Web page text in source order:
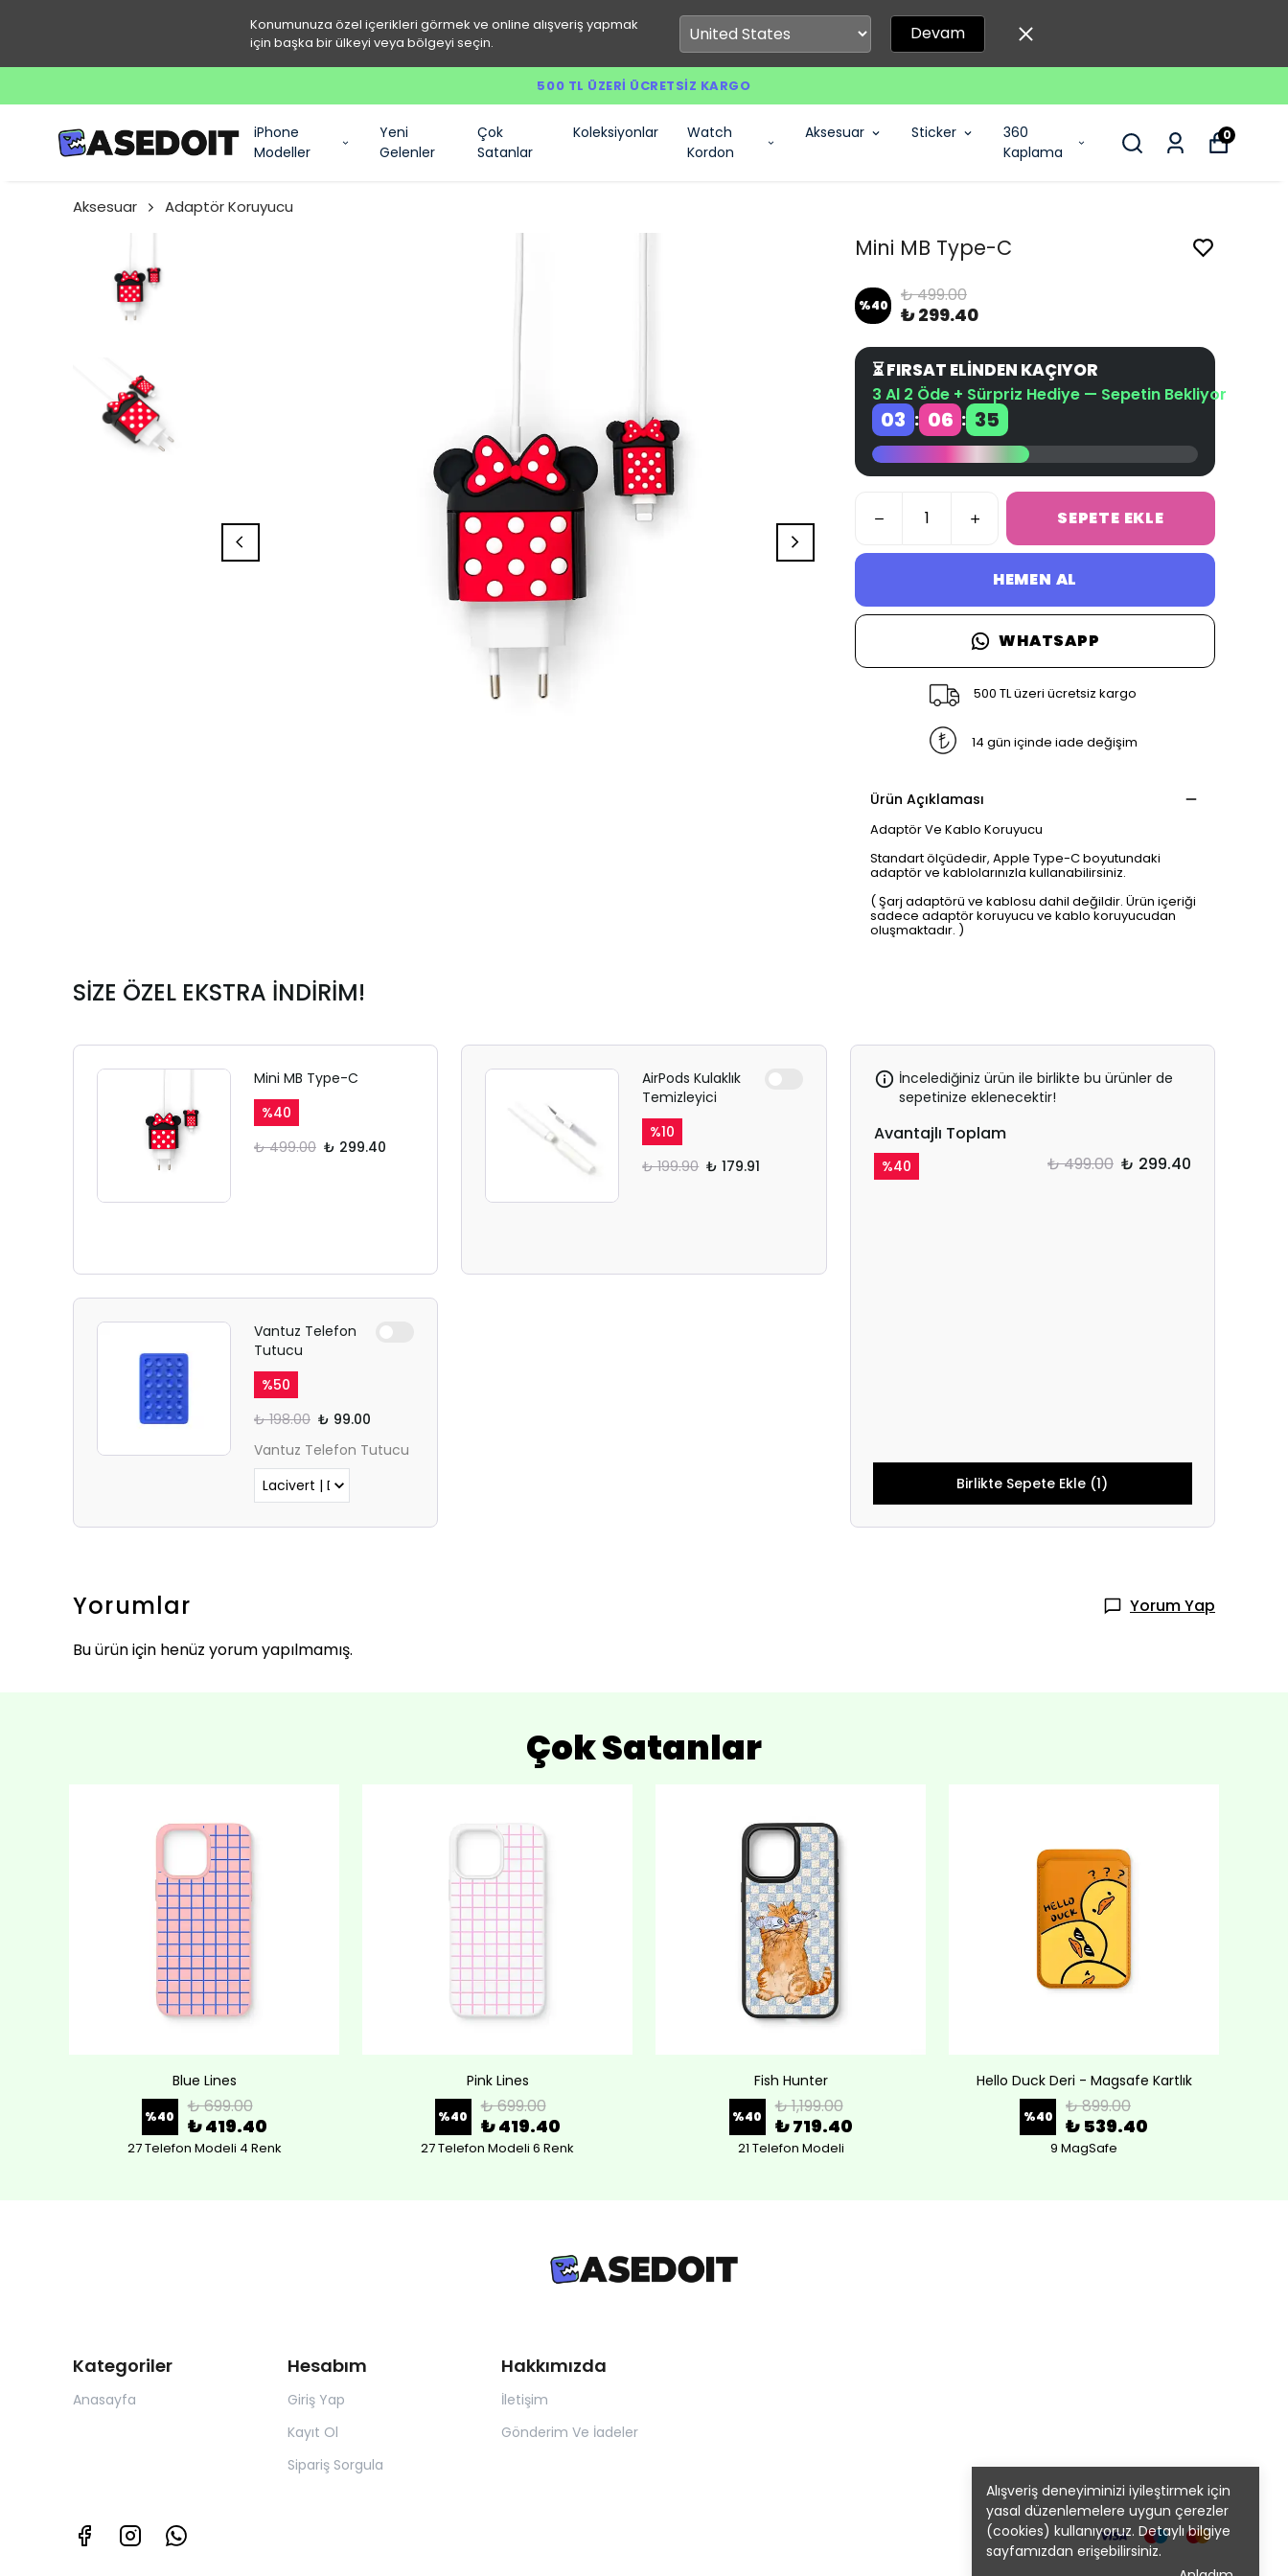
Konumunuza özel içerikleri görmek ve online alışveriş yapmak
için başka bir ülkeyi veya bölgeyi seçin.
Devam
500 TL ÜZERI ÜCRETSIZ KARGO
iPhone
Modeller
Yeni
Gelenler
Çok
Satanlar
Koleksiyonlar
Watch
Kordon
Aksesuar Sticker
360
Kaplama
0
Alışveriş deneyiminizi iyileştirmek için
yasal düzenlemelere uygun çerezler
(cookies) kullanıyoruz. Detaylı bilgiye
sayfamızdan erişebilirsiniz.
Aksesuar Adaptör Koruyucu
Mini MB Type-C
%40 ₺ 499.00
₺ 299.40
⏳ FIRSAT ELİNDEN KAÇIYOR
3 Al 2 Öde + Sürpriz Hediye — Sepetin Bekliyor
03 : 06 : 35
SEPETE EKLE
HEMEN AL
WHATSAPP
500 TL üzeri ücretsiz kargo
14 gün içinde iade değişim
Ürün Açıklaması
Adaptör Ve Kablo Koruyucu
Standart ölçüdedir, Apple Type-C boyutundaki
adaptör ve kablolarınızla kullanabilirsiniz.
( Şarj adaptörü ve kablosu dahil değildir. Ürün içeriği
sadece adaptör koruyucu ve kablo koruyucudan
oluşmaktadır. )
SİZE ÖZEL EKSTRA İNDİRİM!
Mini MB Type-C
%40
₺ 499.00 ₺ 299.40
AirPods Kulaklık
Temizleyici
%10
₺ 199.90 ₺ 179.91
Vantuz Telefon
Tutucu
%50
₺ 198.00 ₺ 99.00
Vantuz Telefon Tutucu
İncelediğiniz ürün ile birlikte bu ürünler de
sepetinize eklenecektir!
Avantajlı Toplam
%40 ₺ 499.00 ₺ 299.40
Birlikte Sepete Ekle (1)
Yorumlar
Yorum Yap
Bu ürün için henüz yorum yapılmamış.
Çok Satanlar
Blue Lines
%40 ₺ 699.00
₺ 419.40
27 Telefon Modeli 4 Renk
Pink Lines
%40 ₺ 699.00
₺ 419.40
27 Telefon Modeli 6 Renk
Fish Hunter
%40 ₺ 1,199.00
₺ 719.40
21 Telefon Modeli
Hello Duck Deri - Magsafe Kartlık
%40 ₺ 899.00
₺ 539.40
9 MagSafe
Kategoriler
Anasayfa
Hesabım
Giriş Yap
Kayıt Ol
Sipariş Sorgula
Hakkımızda
İletişim
Gönderim Ve İadeler